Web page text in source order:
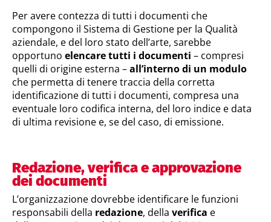
Per avere contezza di tutti i documenti che
compongono il Sistema di Gestione per la Qualità
aziendale, e del loro stato dell’arte, sarebbe
opportuno elencare tutti i documenti – compresi
quelli di origine esterna –all’interno di un modulo
che permetta di tenere traccia della corretta
identificazione di tutti i documenti, compresa una
eventuale loro codifica interna, del loro indice e data
di ultima revisione e, se del caso, di emissione.
Redazione, verifica e approvazione
dei documenti
L’organizzazione dovrebbe identificare le funzioni
responsabili della redazione, della verifica e